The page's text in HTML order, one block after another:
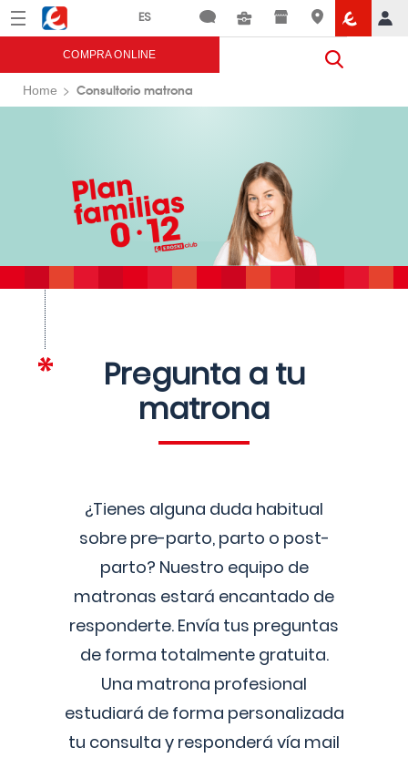
Menú Eroski
COMPRA ONLINE
Home Consultorio matrona
Pregunta a tu
matrona
¿Tienes alguna duda habitual
sobre pre-parto, parto o post-
parto? Nuestro equipo de
matronas estará encantado de
responderte. Envía tus preguntas
de forma totalmente gratuita.
Una matrona profesional
estudiará de forma personalizada
tu consulta y responderá vía mail